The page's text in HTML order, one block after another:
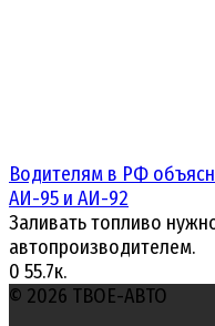
Водителям в РФ
АИ-95 и АИ-92
Заливать топливо
автопроизводителем.
0 55.7к.
© 2026 ТВОЕ-АВТО